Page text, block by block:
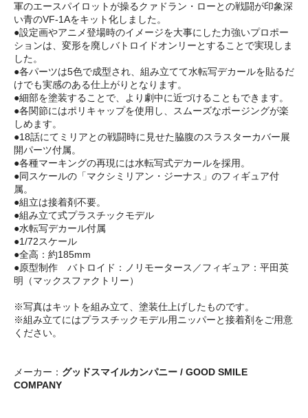
軍のエースパイロットが操るクァドラン・ローとの戦闘が印象深
い青のVF-1Aをキット化しました。
●設定画やアニメ登場時のイメージを大事にした力強いプロポー
ションは、変形を廃しバトロイドオンリーとすることで実現しま
した。
●各パーツは5色で成型され、組み立てて水転写デカールを貼るだ
けでも実感のある仕上がりとなります。
●細部を塗装することで、より劇中に近づけることもできます。
●各関節にはポリキャップを使用し、スムーズなポージングが楽
しめます。
●18話にてミリアとの戦闘時に見せた脇腹のスラスターカバー展
開パーツ付属。
●各種マーキングの再現には水転写式デカールを採用。
●同スケールの「マクシミリアン・ジーナス」のフィギュア付
属。
●組立は接着剤不要。
●組み立て式プラスチックモデル
●水転写デカール付属
●1/72スケール
●全高：約185mm
●原型制作 バトロイド：ノリモータース／フィギュア：平田英
明（マックスファクトリー）
※写真はキットを組み立て、塗装仕上げしたものです。
※組み立てにはプラスチックモデル用ニッパーと接着剤をご用意
ください。
メーカー： グッドスマイルカンパニー / GOOD SMILE
COMPANY